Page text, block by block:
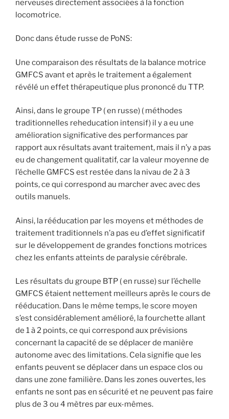
nerveuses directement associées à la fonction
locomotrice.
Donc dans étude russe de PoNS:
Une comparaison des résultats de la balance motrice
GMFCS avant et après le traitement a également
révélé un effet thérapeutique plus prononcé du TTP.
Ainsi, dans le groupe TP ( en russe) ( méthodes
traditionnelles reheducation intensif) il y a eu une
amélioration significative des performances par
rapport aux résultats avant traitement, mais il n’y a pas
eu de changement qualitatif, car la valeur moyenne de
l’échelle GMFCS est restée dans la nivau de 2 à 3
points, ce qui correspond au marcher avec avec des
outils manuels.
Ainsi, la rééducation par les moyens et méthodes de
traitement traditionnels n’a pas eu d’effet significatif
sur le développement de grandes fonctions motrices
chez les enfants atteints de paralysie cérébrale.
Les résultats du groupe BTP ( en russe) sur l’échelle
GMFCS étaient nettement meilleurs après le cours de
rééducation. Dans le même temps, le score moyen
s’est considérablement amélioré, la fourchette allant
de 1 à 2 points, ce qui correspond aux prévisions
concernant la capacité de se déplacer de manière
autonome avec des limitations. Cela signifie que les
enfants peuvent se déplacer dans un espace clos ou
dans une zone familière. Dans les zones ouvertes, les
enfants ne sont pas en sécurité et ne peuvent pas faire
plus de 3 ou 4 mètres par eux-mêmes.